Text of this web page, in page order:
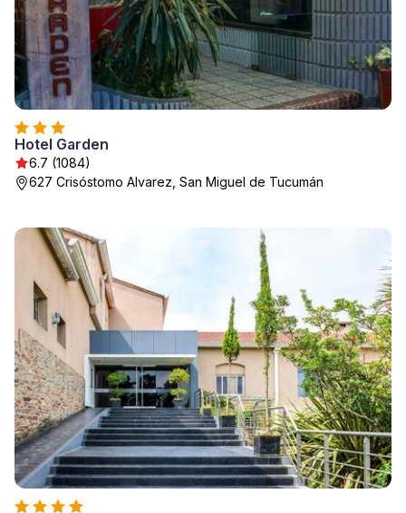
Hotel Garden
6.7 (1084)
627 Crisóstomo Alvarez, San Miguel de Tucumán